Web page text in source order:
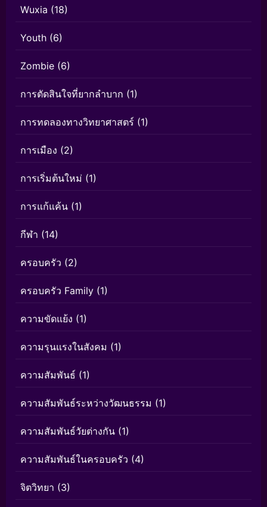
Wuxia (18)
Youth (6)
Zombie (6)
การตัดสินใจที่ยากลำบาก (1)
การทดลองทางวิทยาศาสตร์ (1)
การเมือง (2)
การเริ่มต้นใหม่ (1)
การแก้แค้น (1)
กีฬา (14)
ครอบครัว (2)
ครอบครัว Family (1)
ความขัดแย้ง (1)
ความรุนแรงในสังคม (1)
ความสัมพันธ์ (1)
ความสัมพันธ์ระหว่างวัฒนธรรม (1)
ความสัมพันธ์วัยต่างกัน (1)
ความสัมพันธ์ในครอบครัว (4)
จิตวิทยา (3)